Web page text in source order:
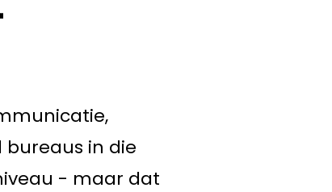
in die
- maar dat